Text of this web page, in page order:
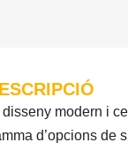
disseny modern i
d’opcions de